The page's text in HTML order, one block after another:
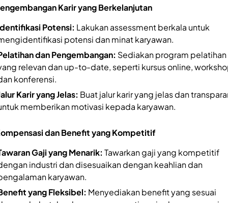
Karir yang Berkelanjutan
Potensi: Lakukan assessment berkala untuk
potensi dan minat karyawan.
dan Pengembangan: Sediakan program pelatihan
relevan dan up-to-date, seperti kursus online,
konferensi.
Karir yang Jelas: Buat jalur karir yang jelas dan
memberikan motivasi kepada karyawan.
dan Benefit yang Kompetitif
Gaji yang Menarik: Tawarkan gaji yang kompetitif
industri dan disesuaikan dengan keahlian dan
karyawan.
yang Fleksibel: Menyediakan benefit yang sesuai